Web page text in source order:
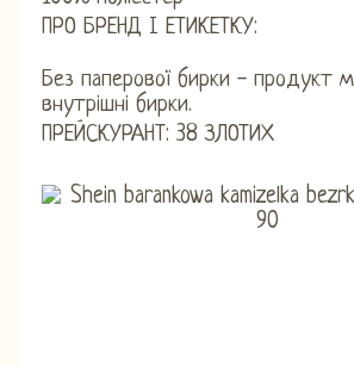
ПРО БРЕНД І ЕТИКЕТКУ:
Без паперової бирки - продукт
внутрішні бирки.
ПРЕЙСКУРАНТ: 38 ЗЛОТИХ